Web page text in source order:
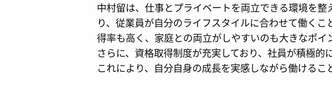
中村留は、仕事とプライベートを両立できる環境を
り、従業員が自分のライフスタイルに合わせて働く
得率も高く、家庭との両立がしやすいのも大きなポイ
さらに、資格取得制度が充実しており、社員が積極的
これにより、自分自身の成長を実感しながら働けるこ